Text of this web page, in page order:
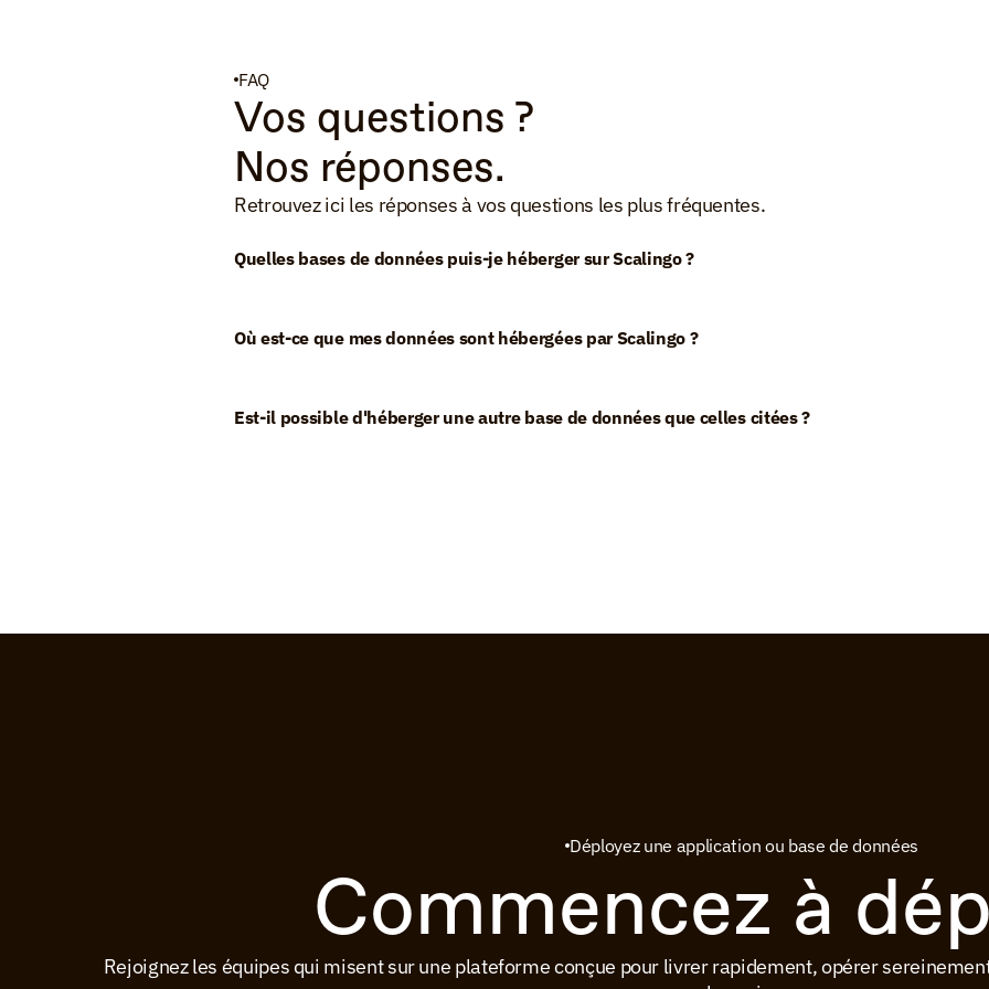
FAQ
Vos questions ?
Nos réponses.
Retrouvez ici les réponses à vos questions les plus fréquentes.
Quelles bases de données puis-je héberger sur Scalingo ?
Où est-ce que mes données sont hébergées par Scalingo ?
Est-il possible d'héberger une autre base de données que celles citées ?
Déployez une application ou base de données
Commencez à
Rejoignez les équipes qui misent sur une plateforme conçue pour livrer rapidement, opérer